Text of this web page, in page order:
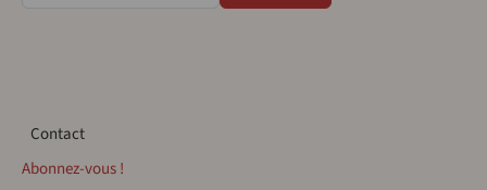
Contact
Contact
Abonnez-vous !